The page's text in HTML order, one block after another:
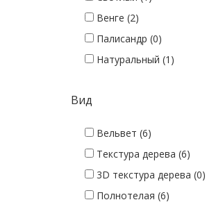
Венге (2)
Палисандр (0)
Натуральный (1)
Вид
Вельвет (6)
Текстура дерева (6)
3D текстура дерева (0)
Полнотелая (6)